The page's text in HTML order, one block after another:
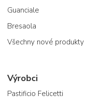
Guanciale
Bresaola
Všechny nové produkty
Výrobci
Pastificio Felicetti